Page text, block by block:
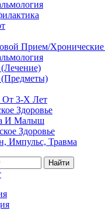
Прием/Хронические
(Предметы)
От 3-Х Лет
Здоровье
И Малыш
Здоровье
Импульс, Травма
Найти